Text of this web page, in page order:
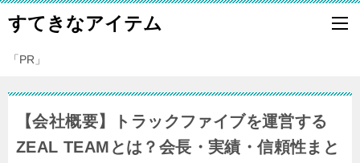
すてきなアイテム
「PR」
【会社概要】トラックファイブを運営する
ZEAL TEAMとは？会長・実績・信頼性まと